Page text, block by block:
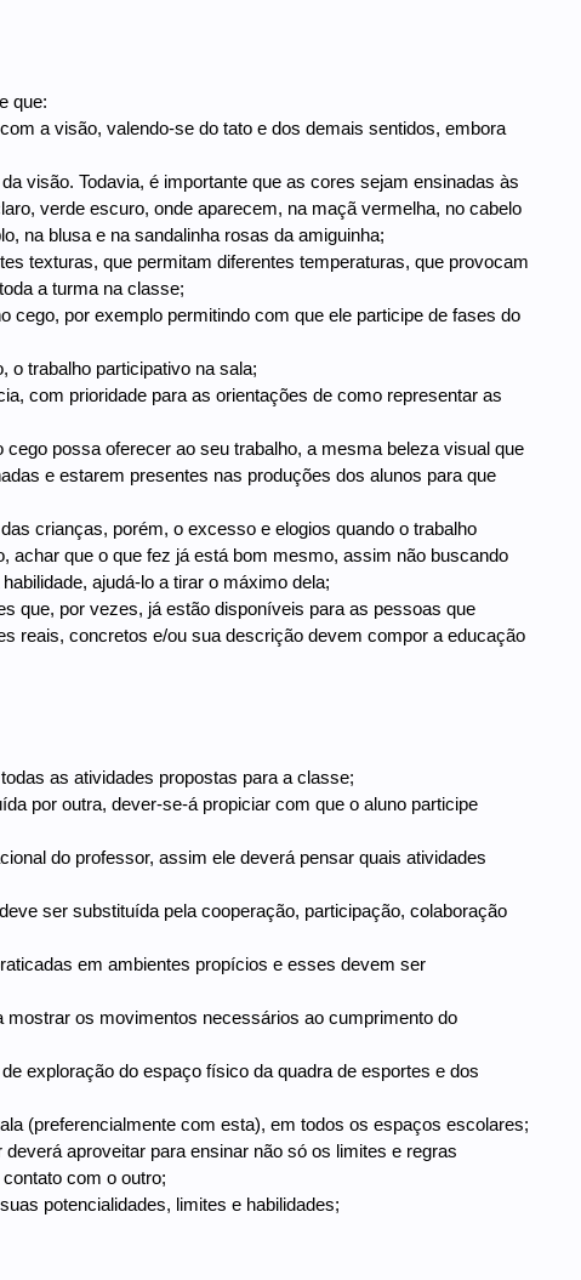
que:
a visão, valendo-se do tato e dos demais sentidos, embora
visão. Todavia, é importante que as cores sejam ensinadas às
verde escuro, onde aparecem, na maçã vermelha, no cabelo
na blusa e na sandalinha rosas da amiguinha;
texturas, que permitam diferentes temperaturas, que provocam
a turma na classe;
cego, por exemplo permitindo com que ele participe de fases do
o trabalho participativo na sala;
com prioridade para as orientações de como representar as
possa oferecer ao seu trabalho, a mesma beleza visual que
e estarem presentes nas produções dos alunos para que
crianças, porém, o excesso e elogios quando o trabalho
achar que o que fez já está bom mesmo, assim não buscando
ajudá-lo a tirar o máximo dela;
que, por vezes, já estão disponíveis para as pessoas que
reais, concretos e/ou sua descrição devem compor a educação
as atividades propostas para a classe;
por outra, dever-se-á propiciar com que o aluno participe
do professor, assim ele deverá pensar quais atividades
ser substituída pela cooperação, participação, colaboração
em ambientes propícios e esses devem ser
mostrar os movimentos necessários ao cumprimento do
exploração do espaço físico da quadra de esportes e dos
(preferencialmente com esta), em todos os espaços escolares;
aproveitar para ensinar não só os limites e regras
com o outro;
potencialidades, limites e habilidades;